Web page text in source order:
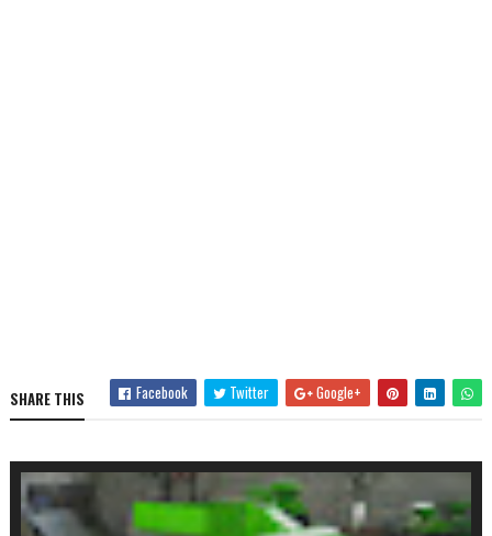
SHARE THIS Facebook Twitter Google+